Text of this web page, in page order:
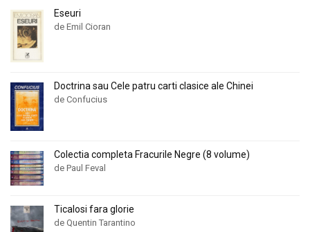
Eseuri
de Emil Cioran
Doctrina sau Cele patru carti clasice ale Chinei
de Confucius
Colectia completa Fracurile Negre (8 volume)
de Paul Feval
Ticalosi fara glorie
de Quentin Tarantino